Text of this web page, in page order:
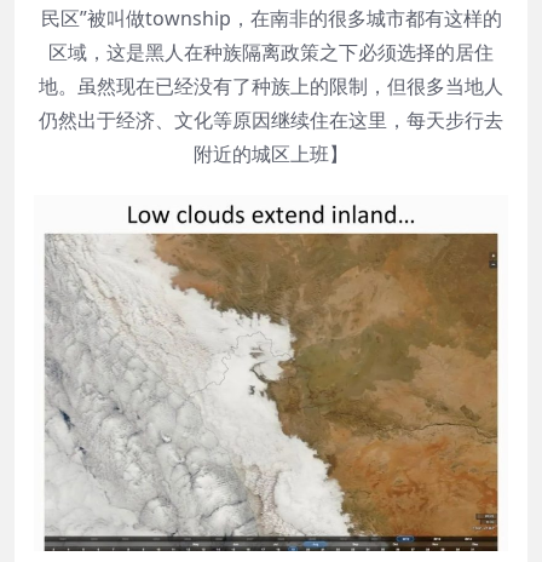
民区”被叫做township，在南非的很多城市都有这样的
区域，这是黑人在种族隔离政策之下必须选择的居住
地。虽然现在已经没有了种族上的限制，但很多当地人
仍然出于经济、文化等原因继续住在这里，每天步行去
附近的城区上班】